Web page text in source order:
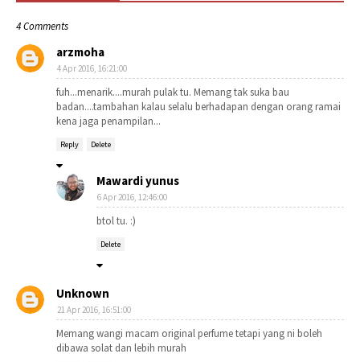
4 Comments
arzmoha
4 Apr 2016, 16:21:00
fuh...menarik....murah pulak tu. Memang tak suka bau
badan....tambahan kalau selalu berhadapan dengan orang ramai
kena jaga penampilan...
Reply Delete
Mawardi yunus
6 Apr 2016, 12:46:00
btol tu. :)
Delete
Unknown
21 Apr 2016, 16:51:00
Memang wangi macam original perfume tetapi yang ni boleh
dibawa solat dan lebih murah